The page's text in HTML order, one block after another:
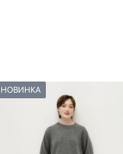
НОВИНКА